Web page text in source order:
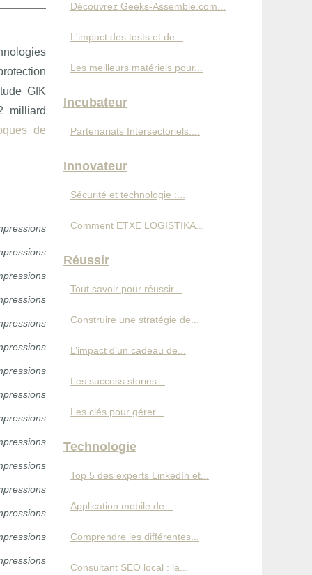
GfK
milliard
de
Découvrez Geeks-Assemble.com...
L'impact des tests et de...
Les meilleurs matériels pour...
Incubateur
Partenariats Intersectoriels:...
Innovateur
Sécurité et technologie :...
Comment ETXE LOGISTIKA...
Réussir
Tout savoir pour réussir...
Construire une stratégie de...
L’impact d’un cadeau de...
Les success stories...
Les clés pour gérer...
Technologie
Top 5 des experts LinkedIn et...
Application mobile de...
Comprendre les différentes...
Consultant SEO local : la...